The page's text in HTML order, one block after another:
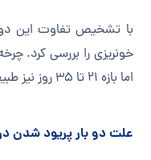
با تشخیص تفاوت این
اما بازه ۲۱ تا ۳۵ روز نیز طبیعی محسوب می‌شود.
علت دو بار پریود شدن